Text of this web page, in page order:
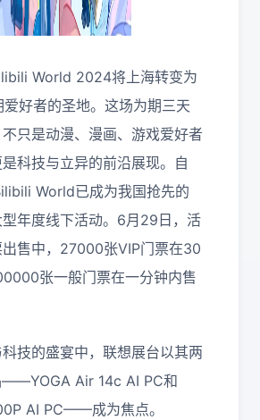
World 2024将上海转变为
好者的圣地。这场为期三天
只是动漫、漫画、游戏爱好者
科技与立异的前沿展现。自
World已成为我国抢先的
年度线下活动。6月29日，活
售中，27000张VIP门票在30
张一般门票在一分钟内售
技的盛宴中，联想展台以其两
——YOGA Air 14c AI PC和
AI PC——成为焦点。